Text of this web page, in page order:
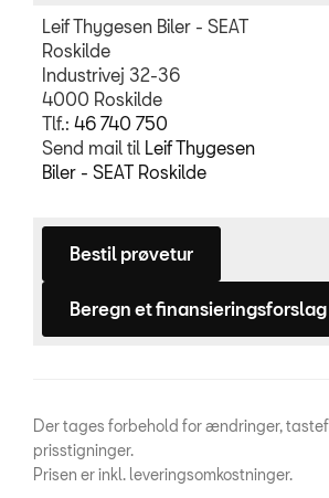
Leif Thygesen Biler - SEAT
Roskilde
Industrivej 32-36
4000 Roskilde
Tlf.: 46 740 750
Send mail til Leif Thygesen
Biler - SEAT Roskilde
Bestil prøvetur
Beregn et finansieringsforslag
Der tages forbehold for ændringer,
prisstigninger.
Prisen er inkl. leveringsomkostninger.